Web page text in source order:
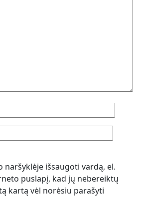
išsaugoti vardą, el.
puslapį, kad jų nebereiktų
kartą vėl norėsiu parašyti